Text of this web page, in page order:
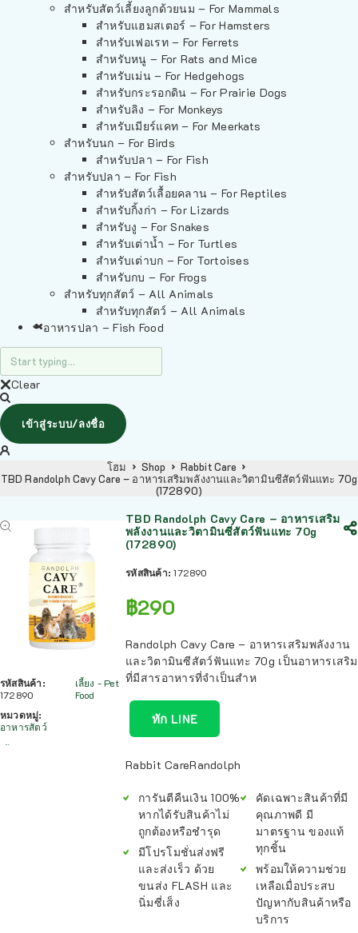
สำหรับสัตว์เลี้ยงลูกด้วยนม – For Mammals
สำหรับแฮมสเตอร์ – For Hamsters
สำหรับเฟอเรท – For Ferrets
สำหรับหนู – For Rats and Mice
สำหรับเม่น – For Hedgehogs
สำหรับกระรอกดิน – For Prairie Dogs
สำหรับลิง – For Monkeys
สำหรับเมียร์แคท – For Meerkats
สำหรับนก – For Birds
สำหรับปลา – For Fish
สำหรับปลา – For Fish
สำหรับสัตว์เลื้อยคลาน – For Reptiles
สำหรับกิ้งก่า – For Lizards
สำหรับงู – For Snakes
สำหรับเต่าน้ำ – For Turtles
สำหรับเต่าบก – For Tortoises
สำหรับกบ – For Frogs
สำหรับทุกสัตว์ – All Animals
สำหรับทุกสัตว์ – All Animals
อาหารปลา – Fish Food
Clear
เข้าสู่ระบบ/ลงชื่อ
โฮม Shop
Rabbit Care
TBD Randolph Cavy Care – อาหารเสริมพลังงานและวิตามินซีสัตว์ฟันแทะ 70g
(172890)
รหัสสินค้า:
172890
หมวดหมู่:
อาหารสัตว์
เลี้ยง - Pet
Food
TBD Randolph Cavy Care – อาหารเสริม
พลังงานและวิตามินซีสัตว์ฟันแทะ 70g
(172890)
รหัสสินค้า:172890
฿290
Randolph Cavy Care – อาหารเสริมพลังงาน
และวิตามินซีสัตว์ฟันแทะ 70g เป็นอาหารเสริม
ที่มีสารอาหารที่จำเป็นสำห
ทัก LINE
Rabbit CareRandolph
การันตีคืนเงิน 100%
หากได้รับสินค้าไม่
ถูกต้องหรือชำรุด
มีโปรโมชั่นส่งฟรี
และส่งเร็ว ด้วย
ขนส่ง FLASH และ
นิ่มซี่เส็ง
คัดเฉพาะสินค้าที่มี
คุณภาพดี มี
มาตรฐาน ของแท้
ทุกชิ้น
พร้อมให้ความช่วย
เหลือเมื่อประสบ
ปัญหากับสินค้าหรือ
บริการ